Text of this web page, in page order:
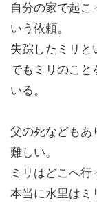
自分の家で起こ
いう依頼。
失踪したミリと
でもミリのこと
いる。
父の死などもあ
難しい。
ミリはどこへ行
本当に水里はミ